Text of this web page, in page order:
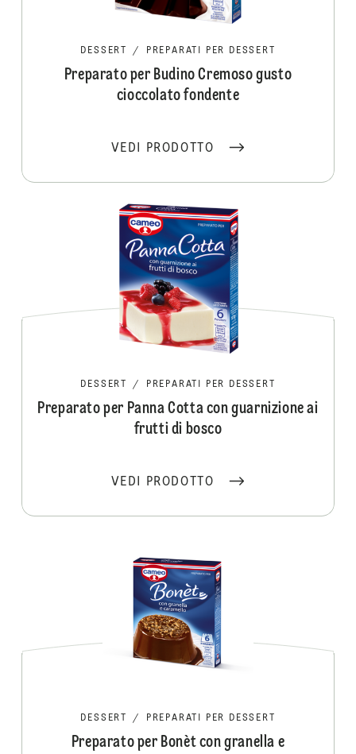
DESSERT / PREPARATI PER DESSERT
Preparato per Budino Cremoso gusto
cioccolato fondente
VEDI PRODOTTO
DESSERT / PREPARATI PER DESSERT
Preparato per Panna Cotta con guarnizione ai
frutti di bosco
VEDI PRODOTTO
DESSERT / PREPARATI PER DESSERT
Preparato per Bonèt con granella e